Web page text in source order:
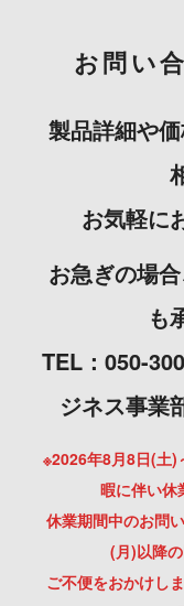
お問い
製品詳細や
お気軽に
お急ぎの場
も
TEL：050-
ジネス事業
※2026年8月8日(土)
暇に伴い休
休業期間中のお問
(月)以降
ご不便をおかけし